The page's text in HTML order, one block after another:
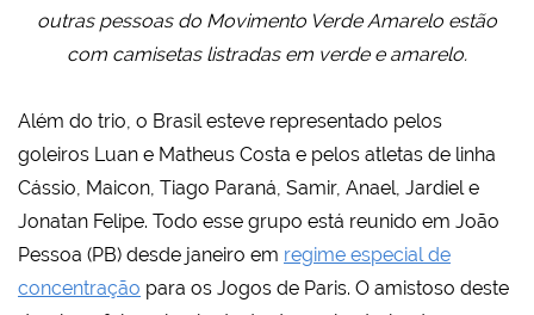
outras pessoas do Movimento Verde Amarelo estão
com camisetas listradas em verde e amarelo.
Além do trio, o Brasil esteve representado pelos
goleiros Luan e Matheus Costa e pelos atletas de linha
Cássio, Maicon, Tiago Paraná, Samir, Anael, Jardiel e
Jonatan Felipe. Todo esse grupo está reunido em João
Pessoa (PB) desde janeiro em regime especial de
concentração para os Jogos de Paris. O amistoso deste